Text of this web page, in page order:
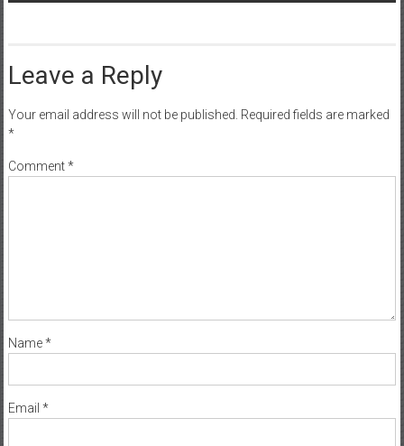
Leave a Reply
Your email address will not be published. Required fields are marked
*
Comment*
Name*
Email *